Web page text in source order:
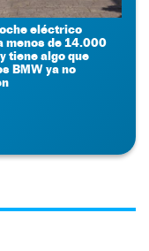
eléctrico
menos de 14.000
tiene algo que
BMW ya no